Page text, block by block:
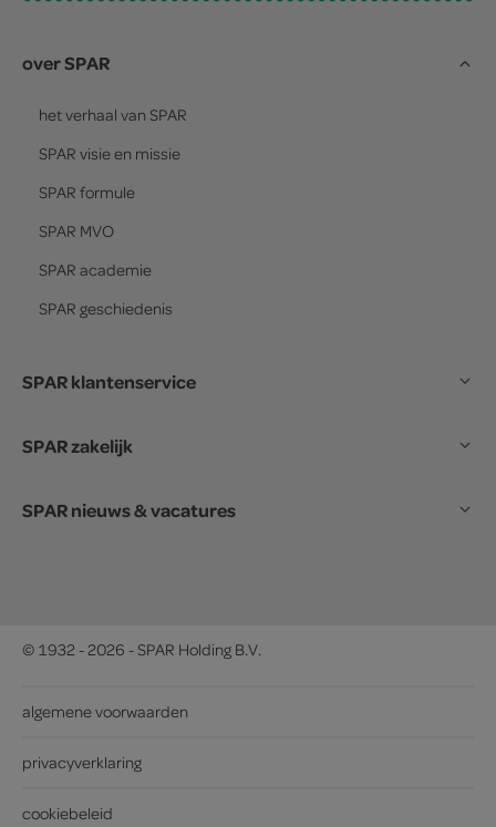
over SPAR
het verhaal van SPAR
SPAR visie en missie
SPAR formule
SPAR MVO
SPAR academie
SPAR geschiedenis
SPAR klantenservice
SPAR zakelijk
SPAR nieuws & vacatures
© 1932 - 2026 - SPAR Holding B.V.
algemene voorwaarden
privacyverklaring
cookiebeleid